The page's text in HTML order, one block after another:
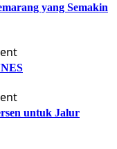
yang Semakin
untuk Jalur